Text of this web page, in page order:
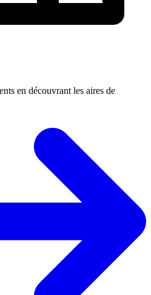
en découvrant les aires de